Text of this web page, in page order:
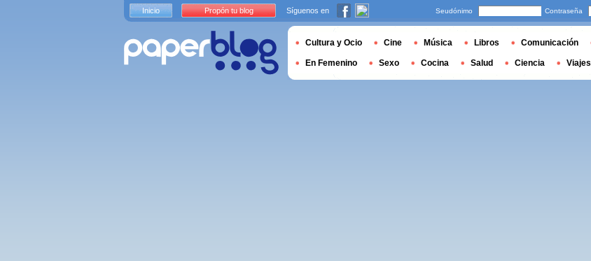
Inicio Propón tu blog Síguenos en Seudónimo Contraseña
Cultura y Ocio Cine Música Libros Comunicación
En Femenino Sexo Cocina Salud Ciencia Viajes